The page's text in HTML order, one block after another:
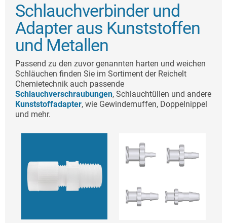
Schlauchverbinder und
Adapter aus Kunststoffen
und Metallen
Passend zu den zuvor genannten harten und weichen
Schläuchen finden Sie im Sortiment der Reichelt
Chemietechnik auch passende
Schlauchverschraubungen, Schlauchtüllen und andere
Kunststoffadapter, wie Gewindemuffen, Doppelnippel
und mehr.